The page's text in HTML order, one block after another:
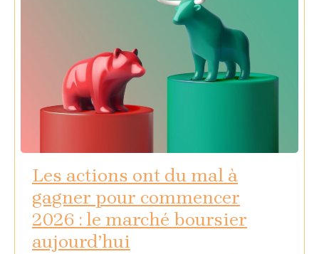
Les actions ont du mal à
gagner pour commencer
2026 : le marché boursier
aujourd’hui